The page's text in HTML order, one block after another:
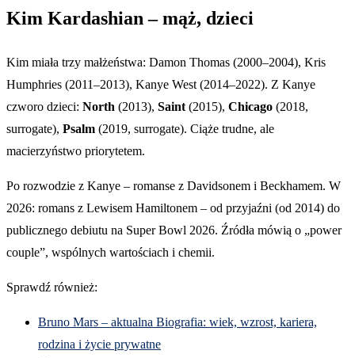
Kim Kardashian – mąż, dzieci
Kim miała trzy małżeństwa: Damon Thomas (2000–2004), Kris
Humphries (2011–2013), Kanye West (2014–2022). Z Kanye
czworo dzieci: North (2013), Saint (2015), Chicago (2018,
surrogate), Psalm (2019, surrogate). Ciąże trudne, ale
macierzyństwo priorytetem.
Po rozwodzie z Kanye – romanse z Davidsonem i Beckhamem. W
2026: romans z Lewisem Hamiltonem – od przyjaźni (od 2014) do
publicznego debiutu na Super Bowl 2026. Źródła mówią o „power
couple”, wspólnych wartościach i chemii.
Sprawdź również:
Bruno Mars – aktualna Biografia: wiek, wzrost, kariera,
rodzina i życie prywatne